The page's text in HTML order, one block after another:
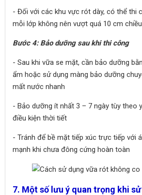
- Đối với các khu vực rót dày, có thể thi
mỗi lớp không nên vượt quá 10 cm
Bước 4: Bảo dưỡng sau khi thi công
- Sau khi vữa se mặt, cần bảo dưỡng
ẩm hoặc sử dụng màng bảo dưỡng
mất nước nhanh
- Bảo dưỡng ít nhất 3 – 7 ngày tùy theo
điều kiện thời tiết
- Tránh để bề mặt tiếp xúc trực tiếp với
mạnh khi chưa đông cứng hoàn toàn
7. Một số lưu ý quan trọng khi